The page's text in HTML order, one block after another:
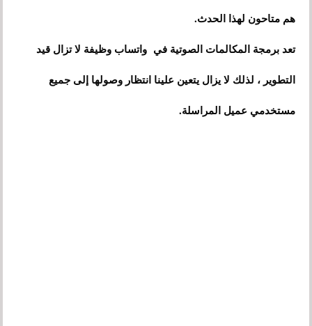
هم متاحون لهذا الحدث.
تعد برمجة المكالمات الصوتية في واتساب وظيفة لا تزال قيد
التطوير ، لذلك لا يزال يتعين علينا انتظار وصولها إلى جميع
مستخدمي عميل المراسلة.